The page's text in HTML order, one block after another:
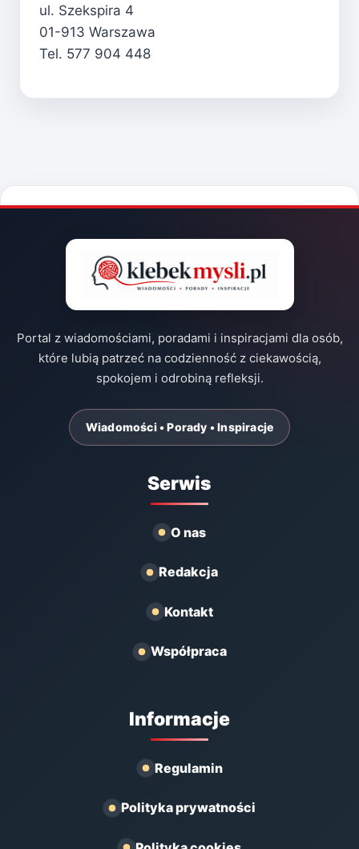
ul. Szekspira 4
01-913 Warszawa
Tel. 577 904 448
Portal z wiadomościami, poradami i inspiracjami dla osób,
które lubią patrzeć na codzienność z ciekawością,
spokojem i odrobiną refleksji.
Wiadomości • Porady • Inspiracje
Serwis
O nas
Redakcja
Kontakt
Współpraca
Informacje
Regulamin
Polityka prywatności